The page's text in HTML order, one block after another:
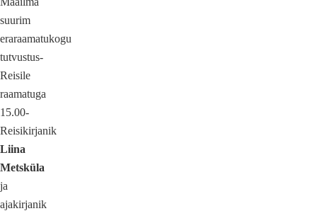
suurim
eraraamatukogu
tutvustus-
Reisile
raamatuga
15.00-
Reisikirjanik
Liina
Metsküla
ja
ajakirjanik